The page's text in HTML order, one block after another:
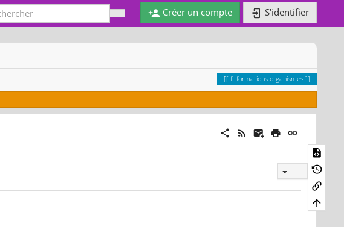
Créer un compte S'identifier
fr:formations:organismes